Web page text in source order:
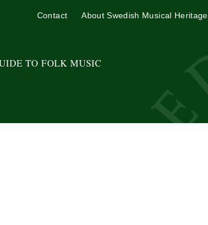
TO FOLK MUSIC
Contact About Swedish Musical Heritage